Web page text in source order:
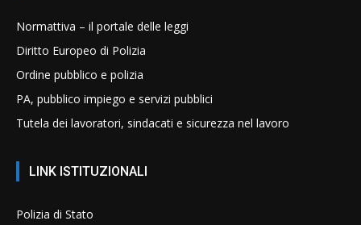
Normattiva – il portale delle leggi
Diritto Europeo di Polizia
Ordine pubblico e polizia
PA, pubblico impiego e servizi pubblici
Tutela dei lavoratori, sindacati e sicurezza nel lavoro
LINK ISTITUZIONALI
Polizia di Stato